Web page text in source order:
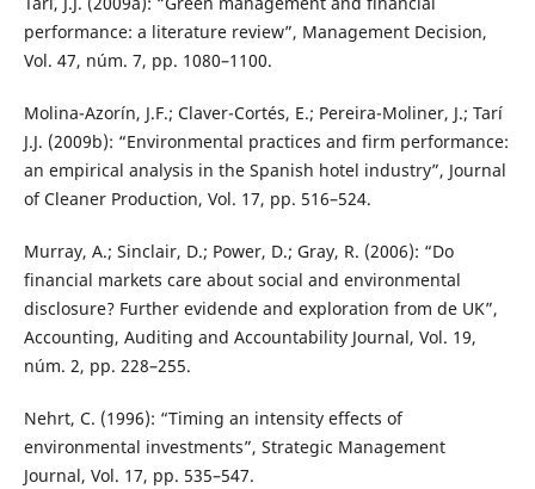
performance: a literature review”, Management Decision,
Vol. 47, núm. 7, pp. 1080–1100.
Molina-Azorín, J.F.; Claver-Cortés, E.; Pereira-Moliner, J.; Tarí
J.J. (2009b): “Environmental practices and firm performance:
an empirical analysis in the Spanish hotel industry”, Journal
of Cleaner Production, Vol. 17, pp. 516–524.
Murray, A.; Sinclair, D.; Power, D.; Gray, R. (2006): “Do
financial markets care about social and environmental
disclosure? Further evidende and exploration from de UK”,
Accounting, Auditing and Accountability Journal, Vol. 19,
núm. 2, pp. 228–255.
Nehrt, C. (1996): “Timing an intensity effects of
environmental investments”, Strategic Management
Journal, Vol. 17, pp. 535–547.